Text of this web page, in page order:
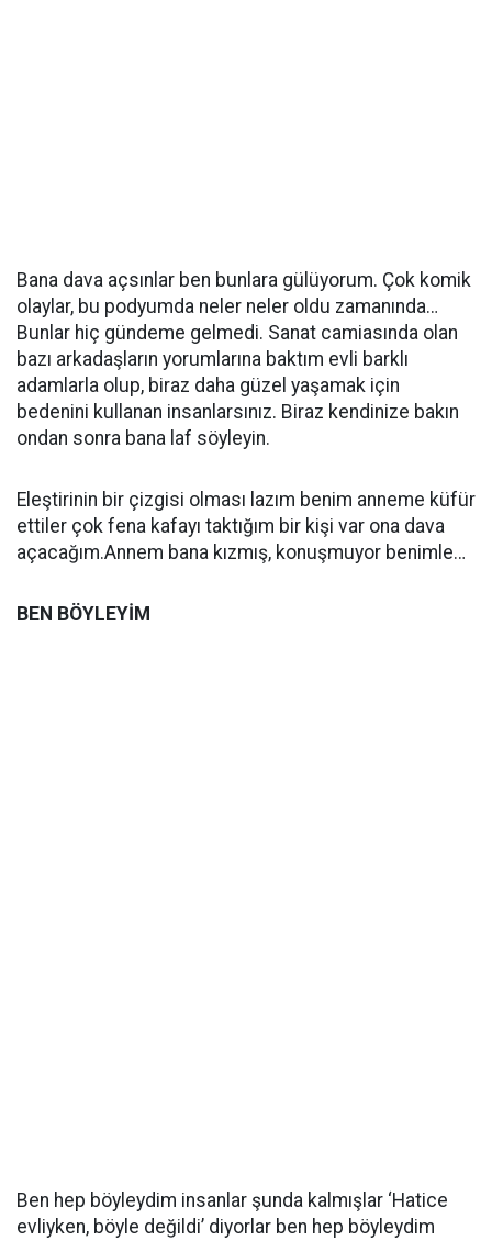
Bana dava açsınlar ben bunlara gülüyorum. Çok komik
olaylar, bu podyumda neler neler oldu zamanında…
Bunlar hiç gündeme gelmedi. Sanat camiasında olan
bazı arkadaşların yorumlarına baktım evli barklı
adamlarla olup, biraz daha güzel yaşamak için
bedenini kullanan insanlarsınız. Biraz kendinize bakın
ondan sonra bana laf söyleyin.
Eleştirinin bir çizgisi olması lazım benim anneme küfür
ettiler çok fena kafayı taktığım bir kişi var ona dava
açacağım.Annem bana kızmış, konuşmuyor benimle…
BEN BÖYLEYİM
Ben hep böyleydim insanlar şunda kalmışlar ‘Hatice
evliyken, böyle değildi’ diyorlar ben hep böyleydim